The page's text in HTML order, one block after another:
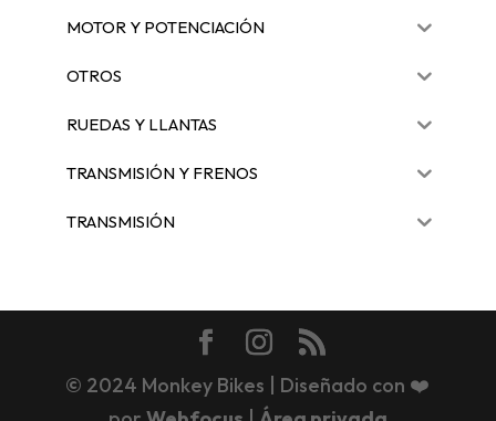
MOTOR Y POTENCIACIÓN
OTROS
RUEDAS Y LLANTAS
TRANSMISIÓN Y FRENOS
TRANSMISIÓN
© 2024 Monkey Bikes | Diseñado con ❤️